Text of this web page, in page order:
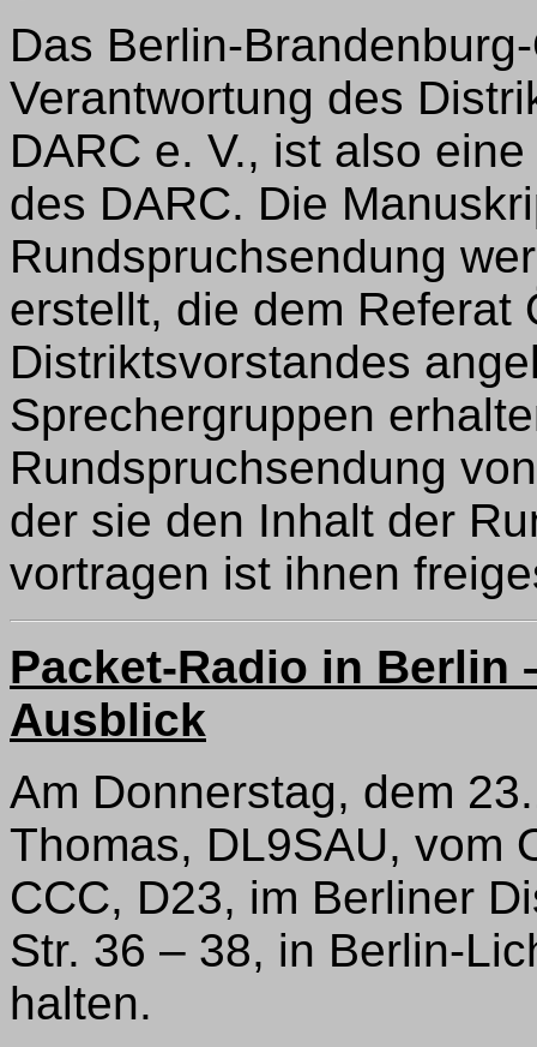
Das Berlin-
Verantwortung des
DARC e. V., ist also
des DARC. Die
Rundspruchsendung
erstellt, die dem Referat
Distriktsvorstandes
Sprechergruppen
Rundspruchsendung
der sie den Inhalt der
vortragen ist ihnen
Packet-Radio in Berlin
Ausblick
Am Donnerstag, dem
Thomas, DL9SAU, vom
CCC, D23, im Berliner
Str. 36 – 38, in Berlin-
halten.